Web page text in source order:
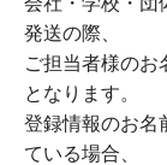
発送の際、
ご担当者様のお
となります。
登録情報のお名
ている場合、